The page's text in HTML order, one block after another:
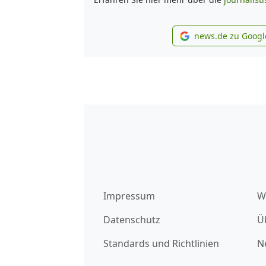
news.de zu
Impressum
Datenschutz
Standards und Richtlinien